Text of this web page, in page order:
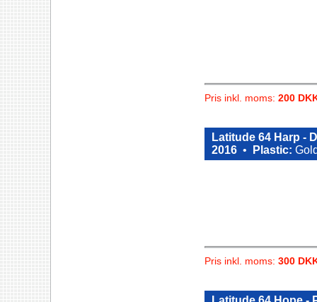
Pris inkl. moms: 200
Latitude 64 Harp -
2016 • Plastic:
Pris inkl. moms: 300